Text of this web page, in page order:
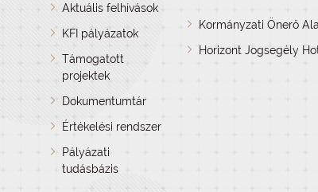
Aktuális felhívások
KFI pályázatok
Támogatott
projektek
Dokumentumtár
Értékelési rendszer
Pályázati
tudásbázis
Kormányzati Önerő
Horizont Jogsegély